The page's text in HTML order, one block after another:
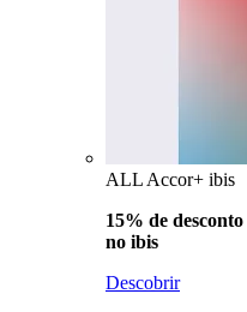
ALL Accor+ ibis
15% de desconto
no ibis
Descobrir